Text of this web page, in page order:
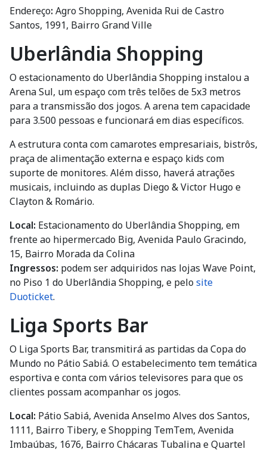
Endereço: Agro Shopping, Avenida Rui de Castro
Santos, 1991, Bairro Grand Ville
Uberlândia Shopping
O estacionamento do Uberlândia Shopping instalou a
Arena Sul, um espaço com três telões de 5x3 metros
para a transmissão dos jogos. A arena tem capacidade
para 3.500 pessoas e funcionará em dias específicos.
A estrutura conta com camarotes empresariais, bistrôs,
praça de alimentação externa e espaço kids com
suporte de monitores. Além disso, haverá atrações
musicais, incluindo as duplas Diego & Victor Hugo e
Clayton & Romário.
Local: Estacionamento do Uberlândia Shopping, em
frente ao hipermercado Big, Avenida Paulo Gracindo,
15, Bairro Morada da Colina
Ingressos: podem ser adquiridos nas lojas Wave Point,
no Piso 1 do Uberlândia Shopping, e pelosite
Duoticket.
Liga Sports Bar
O Liga Sports Bar, transmitirá as partidas da Copa do
Mundo no Pátio Sabiá. O estabelecimento tem temática
esportiva e conta com vários televisores para que os
clientes possam acompanhar os jogos.
Local: Pátio Sabiá, Avenida Anselmo Alves dos Santos,
1111, Bairro Tibery, e Shopping TemTem, Avenida
Imbaúbas, 1676, Bairro Chácaras Tubalina e Quartel